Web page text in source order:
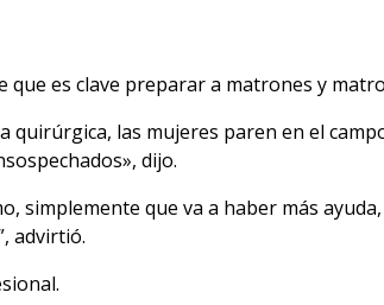
que es clave preparar a matrones y
quirúrgica, las mujeres paren en el
dijo.
simplemente que va a haber más
advirtió.